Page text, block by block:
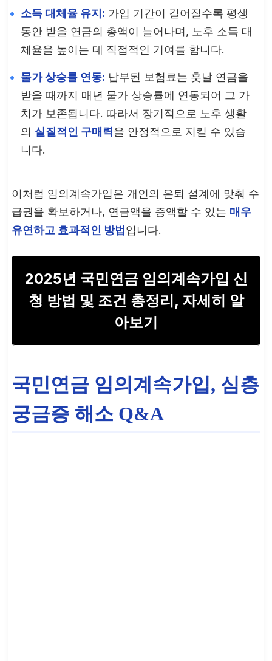
소득 대체율 유지: 가입 기간이 길어질수록 평생
동안 받을 연금의 총액이 늘어나며, 노후 소득 대
체율을 높이는 데 직접적인 기여를 합니다.
물가 상승률 연동: 납부된 보험료는 훗날 연금을
받을 때까지 매년 물가 상승률에 연동되어 그 가
치가 보존됩니다. 따라서 장기적으로 노후 생활
의 실질적인 구매력 을 안정적으로 지킬 수 있습
니다.
이처럼 임의계속가입은 개인의 은퇴 설계에 맞춰 수
급권을 확보하거나, 연금액을 증액할 수 있는 매우
유연하고 효과적인 방법 입니다.
2025년 국민연금 임의계속가입 신
청 방법 및 조건 총정리, 자세히 알
아보기
국민연금 임의계속가입, 심층
궁금증 해소 Q&A